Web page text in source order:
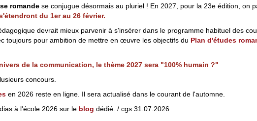
romandese conjugue désormais au pluriel ! En 2027, pour la 23e édition, on
du 1er au 26 février.
devrait mieux parvenir à s'insérer dans le programme habituel des
toujours pour ambition de mettre en œuvre les objectifs du Plan d'études
de la communication, le thème 2027 sera "100% humain ?"
concours.
en 2026 reste en ligne. Il sera actualisé dans le courant de l'automne.
à l'école 2026 sur le blog dédié. / cgs 31.07.2026